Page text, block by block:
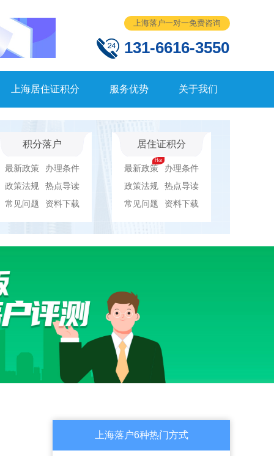
上海落户一对一免费咨询
131-6616-3550
上海居住证积分 服务优势 关于我们
积分落户
最新政策
办理条件
政策法规
热点导读
常见问题
资料下载
居住证积分
最新政策
办理条件
政策法规
热点导读
常见问题
资料下载
上海落户6种热门方式